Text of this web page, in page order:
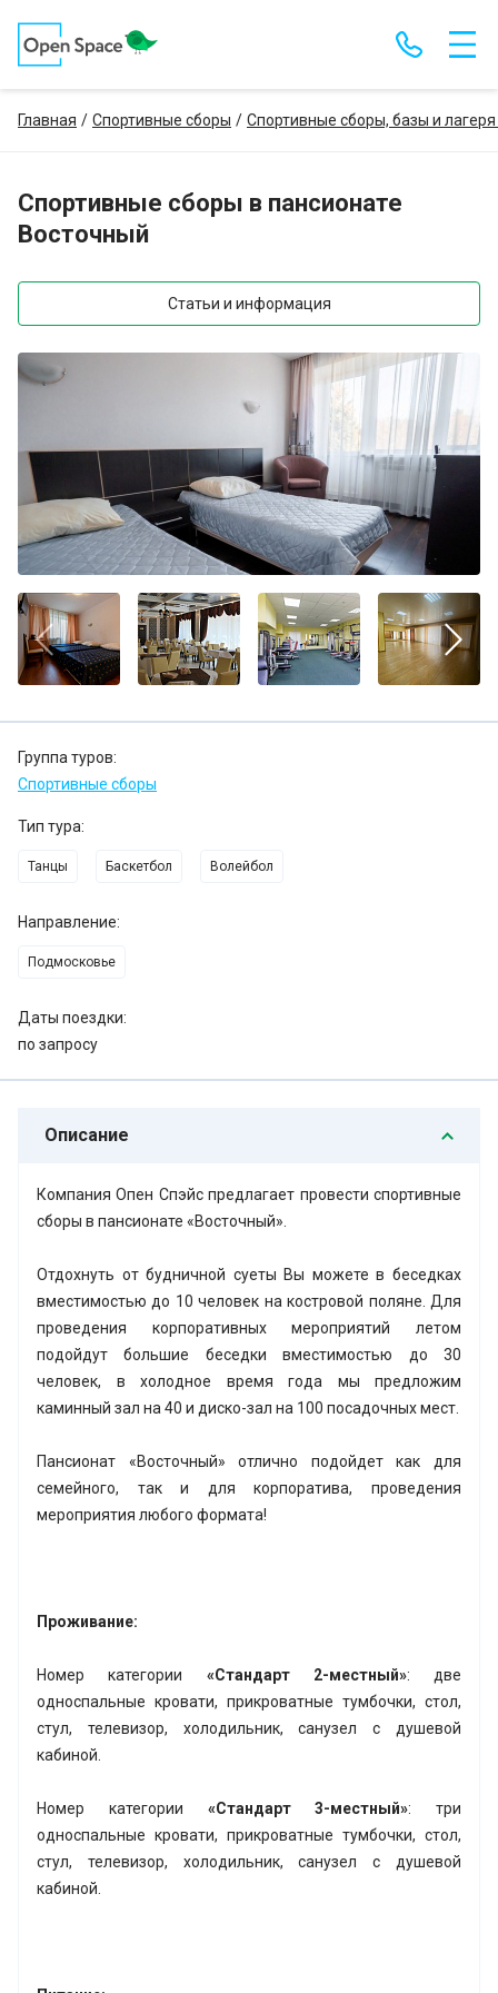
Главная Спортивные сборы Спортивные сборы, базы и
Спортивные сборы в пансионате
Восточный
Статьи и информация
Группа туров:
Спортивные сборы
Тип тура:
Танцы Баскетбол Волейбол
Направление:
Подмосковье
Даты поездки:
по запросу
Описание
Компания Опен Спэйс предлагает провести спортивные
сборы в пансионате «Восточный».
Отдохнуть от будничной суеты Вы можете в беседках
вместимостью до 10 человек на костровой поляне. Для
проведения корпоративных мероприятий летом
подойдут большие беседки вместимостью до 30
человек, в холодное время года мы предложим
каминный зал на 40 и диско-зал на 100 посадочных мест.
Пансионат «Восточный» отлично подойдет как для
семейного, так и для корпоратива, проведения
мероприятия любого формата!
Проживание:
Номер категории «Стандарт 2-местный»: две
односпальные кровати, прикроватные тумбочки, стол,
стул, телевизор, холодильник, санузел с душевой
кабиной.
Номер категории «Стандарт 3-местный»: три
односпальные кровати, прикроватные тумбочки, стол,
стул, телевизор, холодильник, санузел с душевой
кабиной.